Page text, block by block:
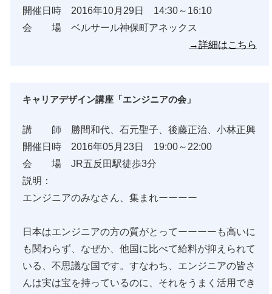
開催日時 2016年10月29日 14:30～16:10
会 場 ベルサール神保町アネックス
→詳細はこちら
キャリアデザイン講座「エンジニアの会」
講 師 勝間和代、石元聖子、後藤正治、小林正興
開催日時 2016年05月23日 19:00～22:00
会 場 JR五反田駅徒歩3分
説明：
エンジニアのみなさん、集まれーーーー
日本はエンジニアの方の質がとってーーーーも高いに
も関わらず、なぜか、他国に比べて給料が抑えられて
いる、不思議な国です。すなわち、エンジニアの皆さ
んは実は宝を持っているのに、それをうまく活用でき